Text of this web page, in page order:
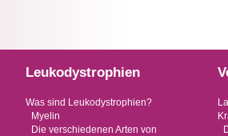
Leukodystrophien
Was sind Leukodystrophien?
Myelin
Die verschiedenen Arten von